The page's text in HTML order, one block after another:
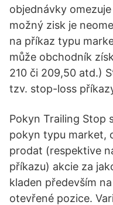
objednávky
možný zisk je
na příkaz typu
může obchodník
210 či 209,50 atd.)
tzv. stop-loss
Pokyn Trailing Stop
pokyn typu market,
prodat (respektive
příkazu) akcie za
kladen především
otevřené pozice.